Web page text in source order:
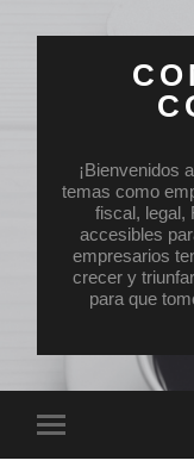
¡Bienvenidos
temas como
fiscal, legal,
accesibles
empresarios
crecer y
para que
el